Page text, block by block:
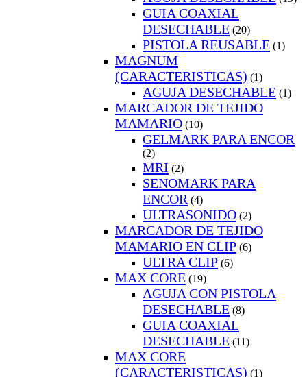
GUIA COAXIAL
DESECHABLE (20)
PISTOLA REUSABLE (1)
MAGNUM
(CARACTERISTICAS) (1)
AGUJA DESECHABLE (1)
MARCADOR DE TEJIDO
MAMARIO (10)
GELMARK PARA ENCOR
(2)
MRI (2)
SENOMARK PARA
ENCOR (4)
ULTRASONIDO (2)
MARCADOR DE TEJIDO
MAMARIO EN CLIP (6)
ULTRA CLIP (6)
MAX CORE (19)
AGUJA CON PISTOLA
DESECHABLE (8)
GUIA COAXIAL
DESECHABLE (11)
MAX CORE
(CARACTERISTICAS) (1)